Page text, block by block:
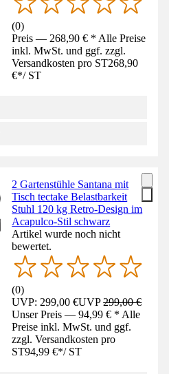
(0)
Preis — 268,90 € * Alle Preise
inkl. MwSt. und ggf. zzgl.
Versandkosten pro ST268,90
€*/ ST
2 Gartenstühle Santana mit
Tisch tectake Belastbarkeit
Stuhl 120 kg Retro-Design im
Acapulco-Stil schwarz
Artikel wurde noch nicht
bewertet.
(0)
UVP: 299,00 €UVP299,00 €
Unser Preis — 94,99 € * Alle
Preise inkl. MwSt. und ggf.
zzgl. Versandkosten pro
ST94,99 €*/ ST